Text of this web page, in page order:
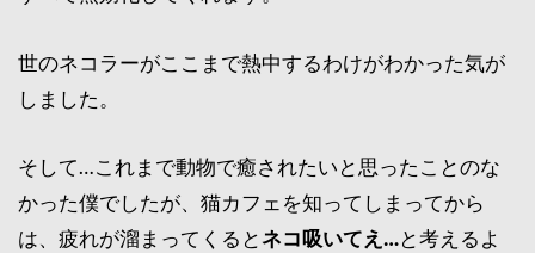
世のネコラーがここまで熱中するわけがわかった気が
しました。
そして…これまで動物で癒されたいと思ったことのな
かった僕でしたが、猫カフェを知ってしまってから
は、疲れが溜まってくるとネコ吸いてえ…と考えるよ